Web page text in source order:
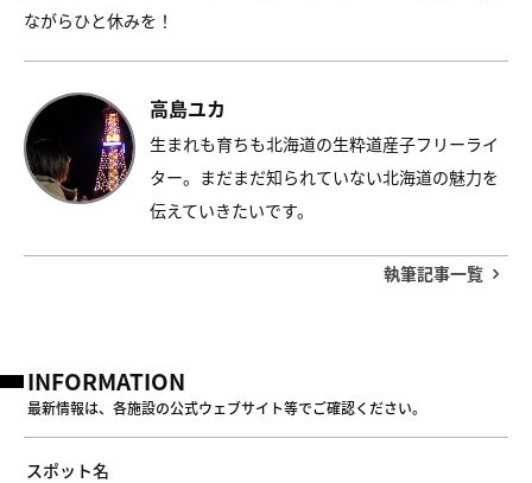
ながらひと休みを！
高島ユカ
生まれも育ちも北海道の生粋道産子フリーライ
ター。まだまだ知られていない北海道の魅力を
伝えていきたいです。
執筆記事一覧
INFORMATION
最新情報は、各施設の公式ウェブサイト等でご確認ください。
スポット名